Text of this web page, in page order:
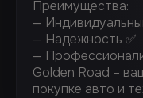
Преимущества:
—
— Надежность ✅
—
Golden Road –
покупке авто и